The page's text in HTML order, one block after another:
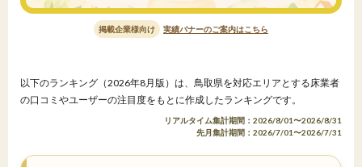
掲載企業様向け 実績バナーのご案内はこちら
以下のランキング（2026年8月版）は、鳥取県を対応エリアとする床業者
の口コミやユーザーの注目度をもとに作成したランキングです。
リアルタイム集計期間：2026/8/01〜2026/8/31
先月集計期間：2026/7/01〜2026/7/31